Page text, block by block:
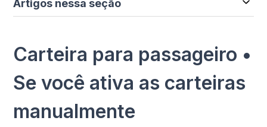
Artigos nessa seção
Carteira para passageiro •
Se você ativa as carteiras
manualmente